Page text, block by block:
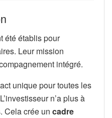
été établis pour
Leur mission
intégré.
unique pour toutes les
n’a plus à
Cela crée un cadre